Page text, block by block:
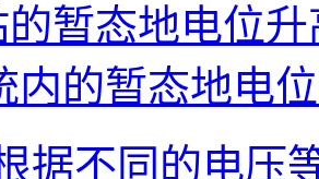
的暂态地电位
内的暂态地电
据不同的电压